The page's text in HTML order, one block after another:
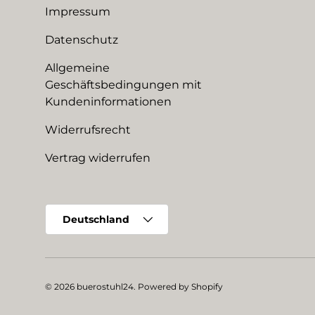
Impressum
Datenschutz
Allgemeine
Geschäftsbedingungen mit
Kundeninformationen
Widerrufsrecht
Vertrag widerrufen
Deutschland
© 2026 buerostuhl24. Powered by Shopify